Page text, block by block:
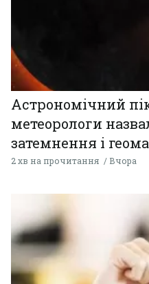
Астрономічний
метеорологи
затемнення і
2 хв на прочитання Вчора